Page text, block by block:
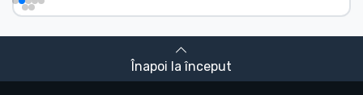
Înapoi la început